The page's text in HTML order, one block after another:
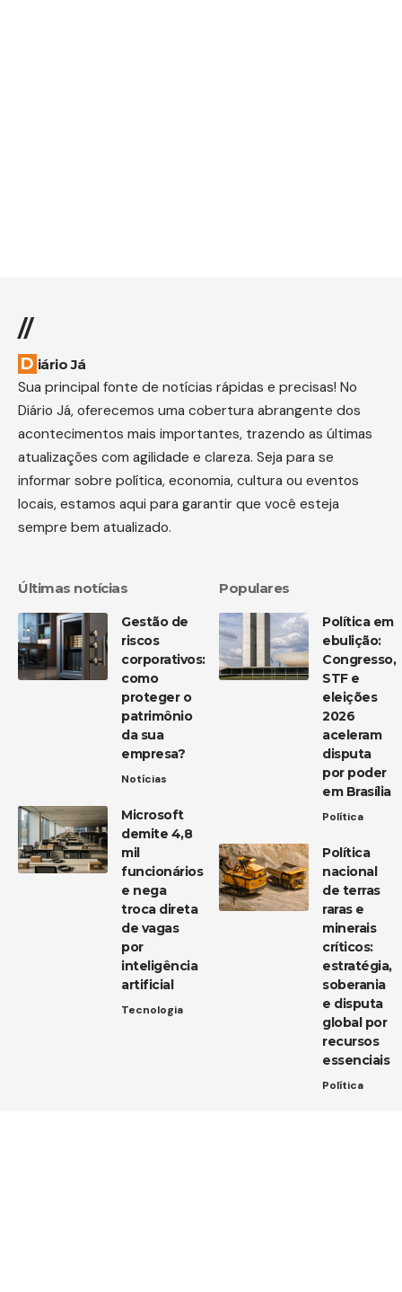
//
Diário Já
Sua principal fonte de notícias rápidas e precisas! No
Diário Já, oferecemos uma cobertura abrangente dos
acontecimentos mais importantes, trazendo as últimas
atualizações com agilidade e clareza. Seja para se
informar sobre política, economia, cultura ou eventos
locais, estamos aqui para garantir que você esteja
sempre bem atualizado.
Últimas notícias
Gestão de
riscos
corporativos:
como
proteger o
patrimônio
da sua
empresa?
Notícias
Microsoft
demite 4,8
mil
funcionários
e nega
troca direta
de vagas
por
inteligência
artificial
Tecnologia
Populares
Política em
ebulição:
Congresso,
STF e
eleições
2026
aceleram
disputa
por poder
em Brasília
Política
Política
nacional
de terras
raras e
minerais
críticos:
estratégia,
soberania
e disputa
global por
recursos
essenciais
Política